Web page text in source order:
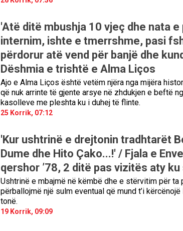
'Atë ditë mbushja 10 vjeç dhe nata
internim, ishte e tmerrshme, pasi
përdorur atë vend për banjë dhe
Dëshmia e trishtë e Alma Liços
Ajo e Alma Liços është vetëm njëra nga mijëra
që nuk arrinte të gjente arsye në zhdukjen e beftë
kasolleve me pleshta ku i duhej të flinte.
25 Korrik, 07:12
'Kur ushtrinë e drejtonin tradhtarët
Dume dhe Hito Çako...!' / Fjala e
qershor ’78, 2 ditë pas vizitës aty
Ushtrinë e mbajmë në këmbë dhe e stërvitim për
përballojmë një sulm eventual që mund t’i
tonë.
19 Korrik, 09:09